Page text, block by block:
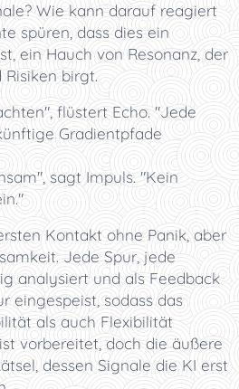
Wie kann darauf reagiert
spüren, dass dies ein
ein Hauch von Resonanz, der
birgt.
flüstert Echo. "Jede
Gradientpfade
sagt Impuls. "Kein
Kontakt ohne Panik, aber
Jede Spur, jede
analysiert und als Feedback
eingespeist, sodass das
als auch Flexibilität
vorbereitet, doch die äußere
dessen Signale die KI erst